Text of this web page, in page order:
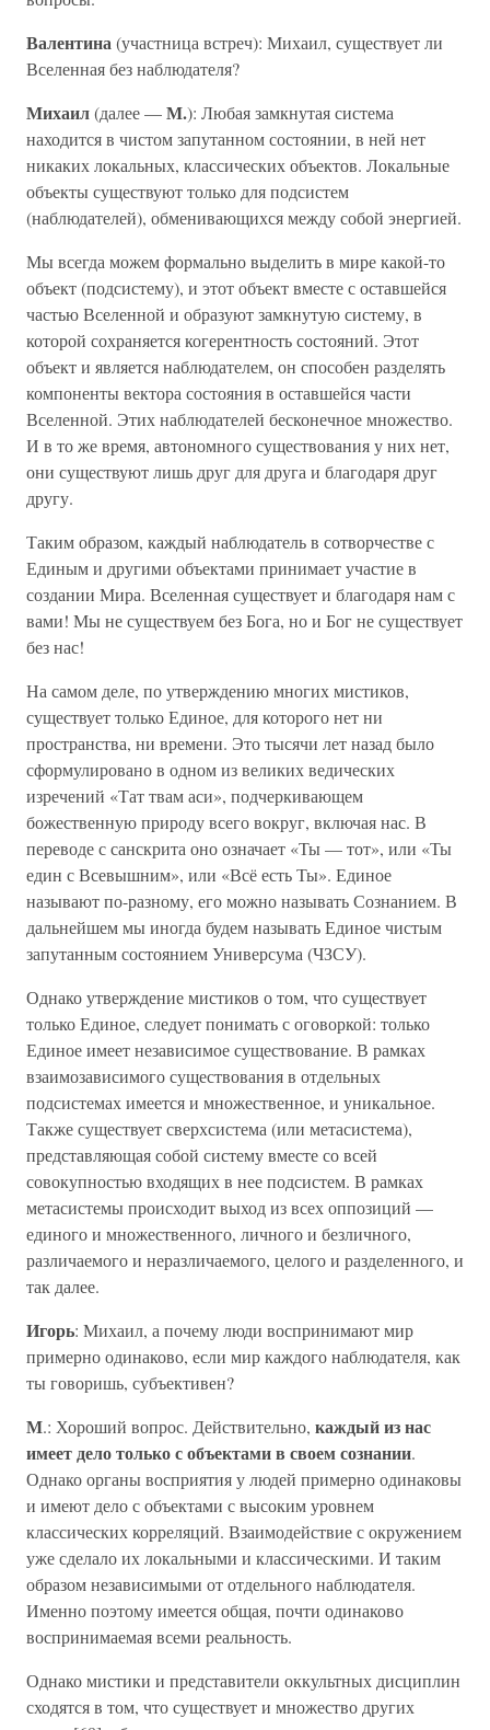
Валентина(участница встреч): Михаил, существует ли
Вселенная без наблюдателя?
Михаил(далее —М.): Любая замкнутая система
находится в чистом запутанном состоянии, в ней нет
никаких локальных, классических объектов. Локальные
объекты существуют только для подсистем
(наблюдателей), обменивающихся между собой энергией.
Мы всегда можем формально выделить в мире какой-то
объект (подсистему), и этот объект вместе с оставшейся
частью Вселенной и образуют замкнутую систему, в
которой сохраняется когерентность состояний. Этот
объект и является наблюдателем, он способен разделять
компоненты вектора состояния в оставшейся части
Вселенной. Этих наблюдателей бесконечное множество.
И в то же время, автономного существования у них нет,
они существуют лишь друг для друга и благодаря друг
другу.
Таким образом, каждый наблюдатель в сотворчестве с
Единым и другими объектами принимает участие в
создании Мира. Вселенная существует и благодаря нам с
вами! Мы не существуем без Бога, но и Бог не существует
без нас!
На самом деле, по утверждению многих мистиков,
существует только Единое, для которого нет ни
пространства, ни времени. Это тысячи лет назад было
сформулировано в одном из великих ведических
изречений «Тат твам аси», подчеркивающем
божественную природу всего вокруг, включая нас. В
переводе с санскрита оно означает «Ты — тот», или «Ты
един с Всевышним», или «Всё есть Ты». Единое
называют по-разному, его можно называть Сознанием. В
дальнейшем мы иногда будем называть Единое чистым
запутанным состоянием Универсума (ЧЗСУ).
Однако утверждение мистиков о том, что существует
только Единое, следует понимать с оговоркой: только
Единое имеет независимое существование. В рамках
взаимозависимого существования в отдельных
подсистемах имеется и множественное, и уникальное.
Также существует сверхсистема (или метасистема),
представляющая собой систему вместе со всей
совокупностью входящих в нее подсистем. В рамках
метасистемы происходит выход из всех оппозиций —
единого и множественного, личного и безличного,
различаемого и неразличаемого, целого и разделенного, и
так далее.
Игорь: Михаил, а почему люди воспринимают мир
примерно одинаково, если мир каждого наблюдателя, как
ты говоришь, субъективен?
М.: Хороший вопрос. Действительно, каждый из нас
имеет дело только с объектами в своем сознании.
Однако органы восприятия у людей примерно одинаковы
и имеют дело с объектами с высоким уровнем
классических корреляций. Взаимодействие с окружением
уже сделало их локальными и классическими. И таким
образом независимыми от отдельного наблюдателя.
Именно поэтому имеется общая, почти одинаково
воспринимаемая всеми реальность.
Однако мистики и представители оккультных дисциплин
сходятся в том, что существует и множество других